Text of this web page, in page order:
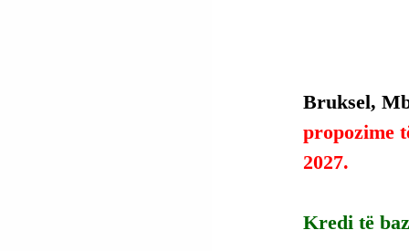
Bruksel,
propozime
2027.
Kredi të